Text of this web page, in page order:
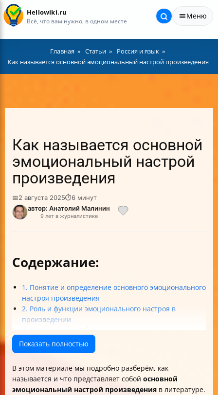
Hellowiki.ru
Всё, что вам нужно, в одном месте
Меню
Главная Статьи
Россия и язык
Как называется основной эмоциональный настрой произведения
Как называется основной
эмоциональный настрой
произведения
📅2 августа 2025⏱6 минут
автор: Анатолий Малинин
9 лет в журналистике
Содержание:
1. Понятие и определение основного эмоционального
настроя произведения
2. Роль и функции эмоционального настроя в
произведении
настроя
4. Анализ и распознавание основного
Итог
Показать полностью
В этом материале мы подробно разберём, как
называется и что представляет собой основной
эмоциональный настрой произведения в литературе.